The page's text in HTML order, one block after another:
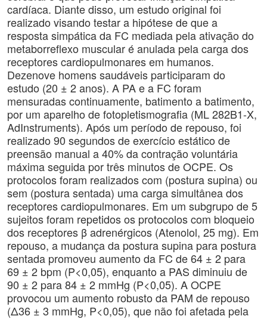
cardíaca. Diante disso, um estudo original foi
realizado visando testar a hipótese de que a
resposta simpática da FC mediada pela ativação do
metaborreflexo muscular é anulada pela carga dos
receptores cardiopulmonares em humanos.
Dezenove homens saudáveis participaram do
estudo (20 ± 2 anos). A PA e a FC foram
mensuradas continuamente, batimento a batimento,
por um aparelho de fotopletismografia (ML 282B1-X,
AdInstruments). Após um período de repouso, foi
realizado 90 segundos de exercício estático de
preensão manual a 40% da contração voluntária
máxima seguida por três minutos de OCPE. Os
protocolos foram realizados com (postura supina) ou
sem (postura sentada) uma carga simultânea dos
receptores cardiopulmonares. Em um subgrupo de 5
sujeitos foram repetidos os protocolos com bloqueio
dos receptores β adrenérgicos (Atenolol, 25 mg). Em
repouso, a mudança da postura supina para postura
sentada promoveu aumento da FC de 64 ± 2 para
69 ± 2 bpm (P<0,05), enquanto a PAS diminuiu de
90 ± 2 para 84 ± 2 mmHg (P<0,05). A OCPE
provocou um aumento robusto da PAM de repouso
(Δ36 ± 3 mmHg, P<0,05), que não foi afetada pela